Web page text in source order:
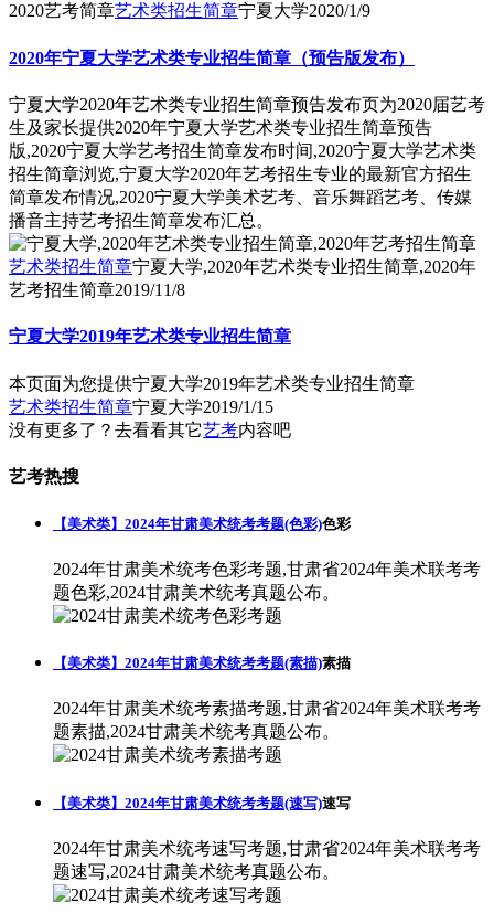
2020艺考简章艺术类招生简章宁夏大学2020/1/9
2020年宁夏大学艺术类专业招生简章（预告版发布）
宁夏大学2020年艺术类专业招生简章预告发布页为2020届艺考
生及家长提供2020年宁夏大学艺术类专业招生简章预告
版,2020宁夏大学艺考招生简章发布时间,2020宁夏大学艺术类
招生简章浏览,宁夏大学2020年艺考招生专业的最新官方招生
简章发布情况,2020宁夏大学美术艺考、音乐舞蹈艺考、传媒
播音主持艺考招生简章发布汇总。
艺术类招生简章宁夏大学,2020年艺术类专业招生简章,2020年
艺考招生简章2019/11/8
宁夏大学2019年艺术类专业招生简章
本页面为您提供宁夏大学2019年艺术类专业招生简章
艺术类招生简章宁夏大学2019/1/15
没有更多了？去看看其它艺考内容吧
艺考热搜
【美术类】2024年甘肃美术统考考题(色彩)色彩
2024年甘肃美术统考色彩考题,甘肃省2024年美术联考考
题色彩,2024甘肃美术统考真题公布。
【美术类】2024年甘肃美术统考考题(素描)素描
2024年甘肃美术统考素描考题,甘肃省2024年美术联考考
题素描,2024甘肃美术统考真题公布。
【美术类】2024年甘肃美术统考考题(速写)速写
2024年甘肃美术统考速写考题,甘肃省2024年美术联考考
题速写,2024甘肃美术统考真题公布。